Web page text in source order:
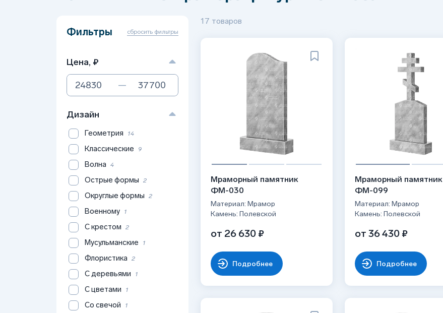
Фильтры сбросить фильтры
Цена, ₽
—
Дизайн
Геометрия 14
Классические 9
Волна 4
Острые формы 2
Округлые формы 2
Военному 1
С крестом 2
Мусульманские 1
Флористика 2
С деревьями 1
С цветами 1
Со свечой 1
17 товаров
Мраморный памятник
ФМ-030
Материал: Мрамор
Камень: Полевской
от 26 630 ₽
Подробнее
Мраморный памятник
ФМ-099
Материал: Мрамор
Камень: Полевской
от 36 430 ₽
Подробнее